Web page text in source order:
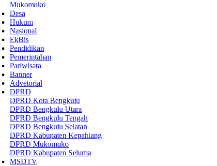
Mukomuko
Desa
Hukum
Nasional
EkBis
Pendidikan
Pemerintahan
Pariwisata
Banner
Advetorial
DPRD
DPRD Kota Bengkulu
DPRD Bengkulu Utara
DPRD Bengkulu Tengah
DPRD Bengkulu Selatan
DPRD Kabupaten Kepahiang
DPRD Mukomuko
DPRD Kabupaten Seluma
MSDTV